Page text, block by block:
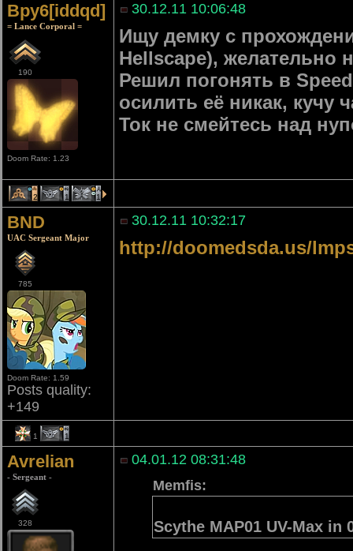
Bpy6[iddqd]
= Lance Corporal =
190
Doom Rate: 1.23
30.12.11 10:06:48
Ищу демку с
Hellscape), желательно
Решил погонять в
осилить её никак, кучу
Ток не смейтесь над
2 1 1
BND
UAC Sergeant Major
785
Doom Rate: 1.59
Posts quality:
+149
30.12.11 10:32:17
http://doomedsda.us/
1 1
Avrelian
- Sergeant -
328
04.01.12 08:31:48
Memfis:
Scythe MAP01 UV-Max in